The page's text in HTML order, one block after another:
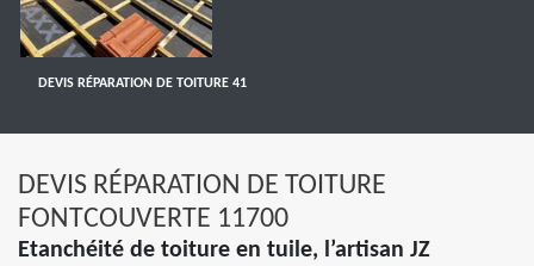
DEVIS RÉPARATION DE TOITURE 41
DEVIS RÉPARATION DE TOITURE
FONTCOUVERTE 11700
Etanchéité de toiture en tuile, l’artisan JZ